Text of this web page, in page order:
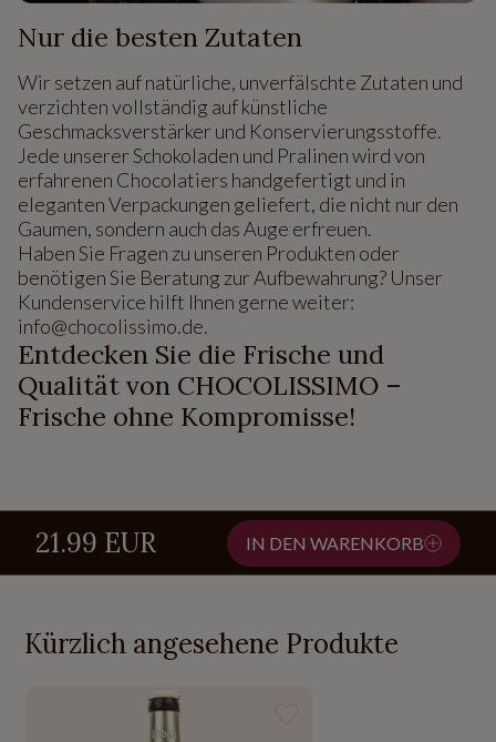
Nur die besten Zutaten
Wir setzen auf natürliche, unverfälschte Zutaten und
verzichten vollständig auf künstliche
Geschmacksverstärker und Konservierungsstoffe.
Jede unserer Schokoladen und Pralinen wird von
erfahrenen Chocolatiers handgefertigt und in
eleganten Verpackungen geliefert, die nicht nur den
Gaumen, sondern auch das Auge erfreuen.
Haben Sie Fragen zu unseren Produkten oder
benötigen Sie Beratung zur Aufbewahrung? Unser
Kundenservice hilft Ihnen gerne weiter:
info@chocolissimo.de.
Entdecken Sie die Frische und
Qualität von CHOCOLISSIMO –
Frische ohne Kompromisse!
21.99 EUR IN DEN WARENKORB
Kürzlich angesehene Produkte